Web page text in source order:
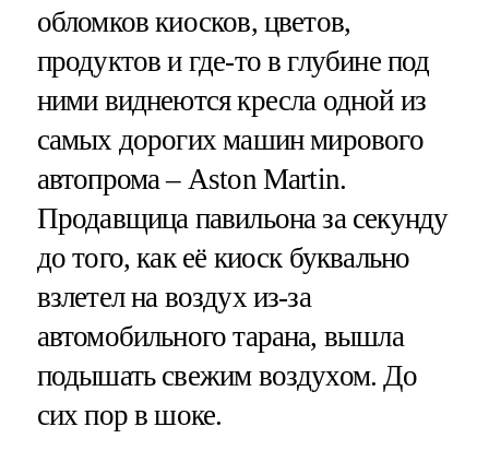
обломков киосков, цветов,
продуктов и где-то в глубине под
ними виднеются кресла одной из
самых дорогих машин мирового
автопрома – Aston Martin.
Продавщица павильона за секунду
до того, как её киоск буквально
взлетел на воздух из-за
автомобильного тарана, вышла
подышать свежим воздухом. До
сих пор в шоке.